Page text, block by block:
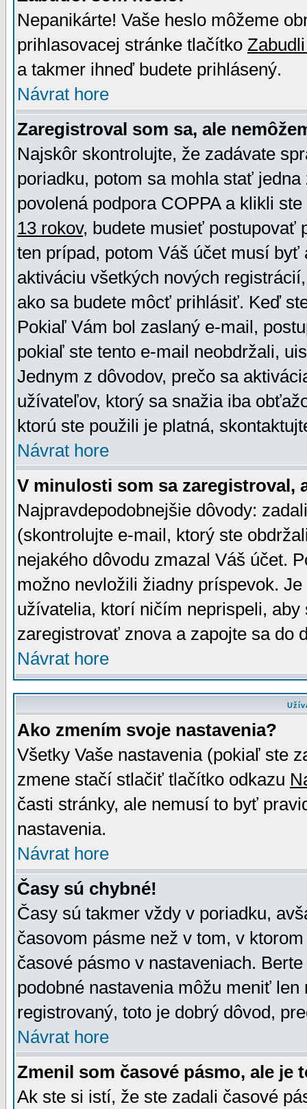
Nepanikárte! Vaše heslo môžeme
prihlasovacej stránke tlačítko
a takmer ihneď budete prihlásený.
Návrat hore
Zaregistroval som sa, ale
Najskôr skontrolujte, že zadávate
poriadku, potom sa mohla stať
povolená podpora COPPA a klikli
13 rokov, budete musieť postupovať
ten prípad, potom Váš účet musí
aktiváciu všetkých nových
ako sa budete môcť prihlásiť. Keď
Pokiaľ Vám bol zaslaný e-mail,
pokiaľ ste tento e-mail neobdržali,
Jednym z dôvodov, prečo sa
užívateľov, ktorý sa snažia iba
ktorú ste použili je platná,
Návrat hore
V minulosti som sa zaregistroval,
Najpravdepodobnejšie dôvody:
(skontrolujte e-mail, ktorý ste
nejakého dôvodu zmazal Váš účet.
možno nevložili žiadny príspevok.
užívatelia, ktorí ničím neprispeli,
zaregistrovať znova a zapojte sa do
Návrat hore
Ako zmením svoje nastavenia?
Všetky Vaše nastavenia (pokiaľ ste
zmene stačí stlačiť tlačítko odkazu
časti stránky, ale nemusí to byť
nastavenia.
Návrat hore
Časy sú chybné!
Časy sú takmer vždy v poriadku,
časovom pásme než v tom, v
časové pásmo v nastaveniach.
podobné nastavenia môžu meniť
registrovaný, toto je dobrý dôvod,
Návrat hore
Zmenil som časové pásmo, ale je
Ak ste si istí, že ste zadali časové